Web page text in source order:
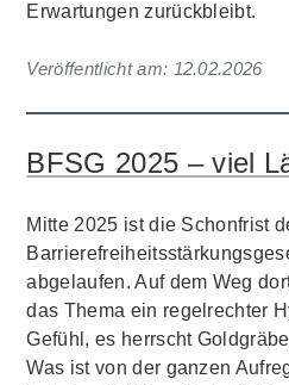
Erwartungen zurückbleibt.
Veröffentlicht am: 12.02.2026
BFSG 2025 – viel
Mitte 2025 ist die Schonfrist
abgelaufen. Auf dem Weg
das Thema ein regelrechter
Gefühl, es herrscht
Was ist von der ganzen